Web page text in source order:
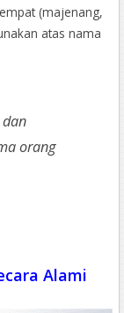
(majenang,
atas nama
orang
Alami